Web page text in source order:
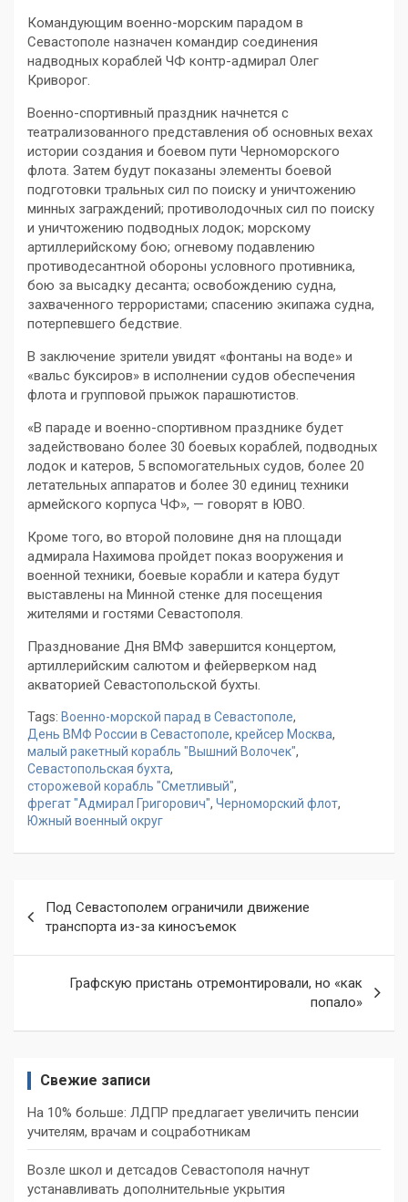
Командующим военно-морским парадом в
Севастополе назначен командир соединения
надводных кораблей ЧФ контр-адмирал Олег
Криворог.
Военно-спортивный праздник начнется с
театрализованного представления об основных вехах
истории создания и боевом пути Черноморского
флота. Затем будут показаны элементы боевой
подготовки тральных сил по поиску и уничтожению
минных заграждений; противолодочных сил по поиску
и уничтожению подводных лодок; морскому
артиллерийскому бою; огневому подавлению
противодесантной обороны условного противника,
бою за высадку десанта; освобождению судна,
захваченного террористами; спасению экипажа судна,
потерпевшего бедствие.
В заключение зрители увидят «фонтаны на воде» и
«вальс буксиров» в исполнении судов обеспечения
флота и групповой прыжок парашютистов.
«В параде и военно-спортивном празднике будет
задействовано более 30 боевых кораблей, подводных
лодок и катеров, 5 вспомогательных судов, более 20
летательных аппаратов и более 30 единиц техники
армейского корпуса ЧФ», — говорят в ЮВО.
Кроме того, во второй половине дня на площади
адмирала Нахимова пройдет показ вооружения и
военной техники, боевые корабли и катера будут
выставлены на Минной стенке для посещения
жителями и гостями Севастополя.
Празднование Дня ВМФ завершится концертом,
артиллерийским салютом и фейерверком над
акваторией Севастопольской бухты.
Tags: Военно-морской парад в Севастополе,
День ВМФ России в Севастополе, крейсер Москва,
малый ракетный корабль "Вышний Волочек",
Севастопольская бухта,
сторожевой корабль "Сметливый",
фрегат "Адмирал Григорович", Черноморский флот,
Южный военный округ
по
записям
Под Севастополем ограничили движение
транспорта из-за киносъемок
Графскую пристань отремонтировали, но «как
попало»
Свежие записи
На 10% больше: ЛДПР предлагает увеличить пенсии
учителям, врачам и соцработникам
Возле школ и детсадов Севастополя начнут
устанавливать дополнительные укрытия